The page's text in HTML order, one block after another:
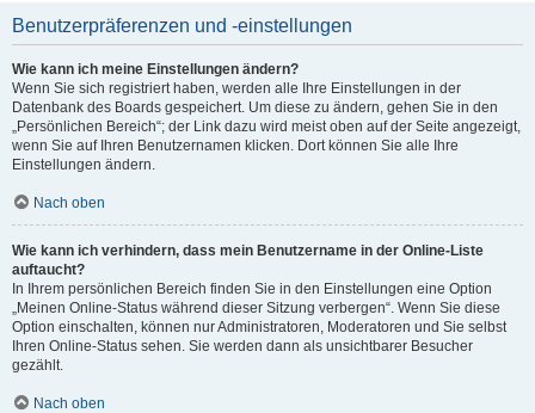
Benutzerpräferenzen und -einstellungen
Wie kann ich meine Einstellungen ändern?
Wenn Sie sich registriert haben, werden alle Ihre Einstellungen in der
Datenbank des Boards gespeichert. Um diese zu ändern, gehen Sie in den
„Persönlichen Bereich“; der Link dazu wird meist oben auf der Seite angezeigt,
wenn Sie auf Ihren Benutzernamen klicken. Dort können Sie alle Ihre
Einstellungen ändern.
Nach oben
Wie kann ich verhindern, dass mein Benutzername in der Online-Liste
auftaucht?
In Ihrem persönlichen Bereich finden Sie in den Einstellungen eine Option
„Meinen Online-Status während dieser Sitzung verbergen“. Wenn Sie diese
Option einschalten, können nur Administratoren, Moderatoren und Sie selbst
Ihren Online-Status sehen. Sie werden dann als unsichtbarer Besucher
gezählt.
Nach oben